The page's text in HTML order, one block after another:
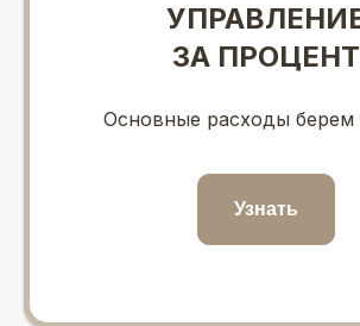
ЗА ПРОЦЕНТ
Основные расходы берем
Узнать